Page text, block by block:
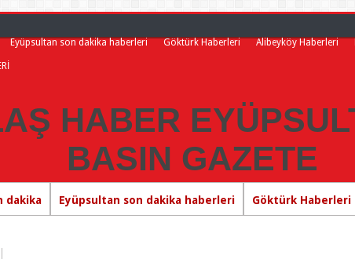
Eyüpsultan son dakika haberleri Göktürk Haberleri Alibeyköy Haberleri
dakika Eyüpsultan son dakika haberleri Göktürk Haberleri